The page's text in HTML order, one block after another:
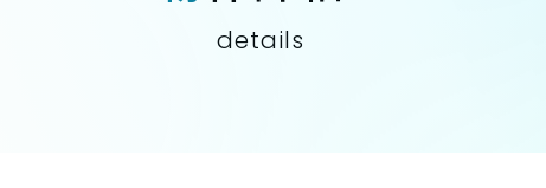
details